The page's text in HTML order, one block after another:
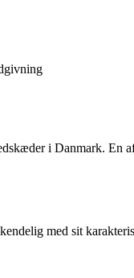
i Danmark.
med sit